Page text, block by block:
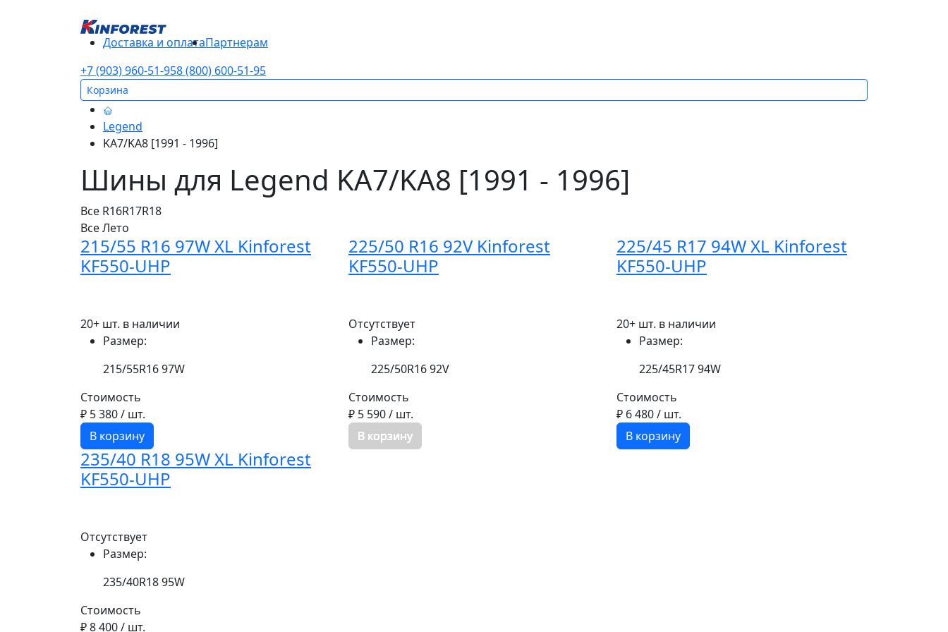
Доставка и оплатаПартнерам
+7 (903) 960-51-958 (800) 600-51-95
Корзина
Legend
KA7/KA8 [1991 - 1996]
Шины для Legend KA7/KA8 [1991 - 1996]
Все R16R17R18
ВсеЛето
215/55 R16 97W XL Kinforest
KF550-UHP
20+ шт. в наличии
Размер:
215/55R16 97W
Стоимость
₽ 5 380/ шт.
В корзину
225/50 R16 92V Kinforest
KF550-UHP
Отсутствует
Размер:
225/50R16 92V
Стоимость
₽ 5 590/ шт.
В корзину
225/45 R17 94W XL Kinforest
KF550-UHP
20+ шт. в наличии
Размер:
225/45R17 94W
Стоимость
₽ 6 480/ шт.
В корзину
235/40 R18 95W XL Kinforest
KF550-UHP
Отсутствует
Размер:
235/40R18 95W
Стоимость
₽ 8 400/ шт.